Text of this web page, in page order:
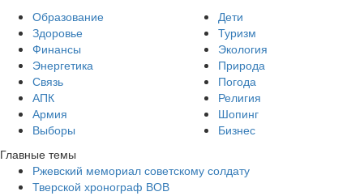
Образование
Здоровье
Финансы
Энергетика
Связь
АПК
Армия
Выборы
Дети
Туризм
Экология
Природа
Погода
Религия
Шопинг
Бизнес
Главные темы
Ржевский мемориал советскому солдату
Тверской хронограф ВОВ